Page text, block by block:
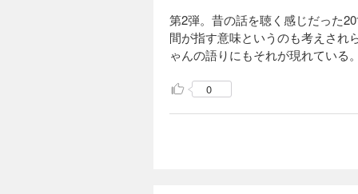
第７
森内
第９
第2弾。昔の話を聴く感じだった
間が指す意味というのも考えされ
ゃんの語りにもそれが現れている
0